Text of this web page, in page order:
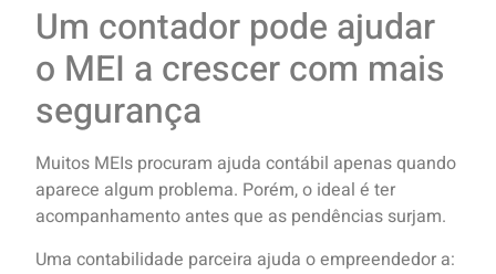
Um contador pode ajudar
o MEI a crescer com mais
segurança
Muitos MEIs procuram ajuda contábil apenas quando
aparece algum problema. Porém, o ideal é ter
acompanhamento antes que as pendências surjam.
Uma contabilidade parceira ajuda o empreendedor a: